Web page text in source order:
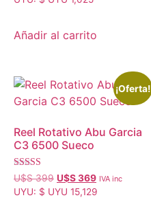
Añadir al carrito
¡Oferta!
Reel Rotativo Abu Garcia
C3 6500 Sueco
Valorado con
5.00
de 5
U$S399 U$S369 IVA inc
UYU: $ UYU 15,129